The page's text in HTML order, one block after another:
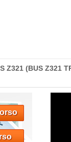
Z321 (BUS Z321